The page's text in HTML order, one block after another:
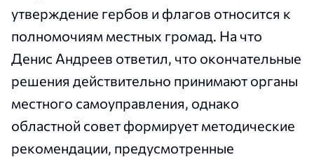
утверждение гербов и флагов относится к
полномочиям местных громад. На что
Денис Андреев ответил, что окончательные
решения действительно принимают органы
местного самоуправления, однако
областной совет формирует методические
рекомендации, предусмотренные